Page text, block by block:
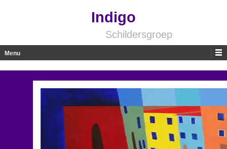
Indigo
Schildersgroep
Menu